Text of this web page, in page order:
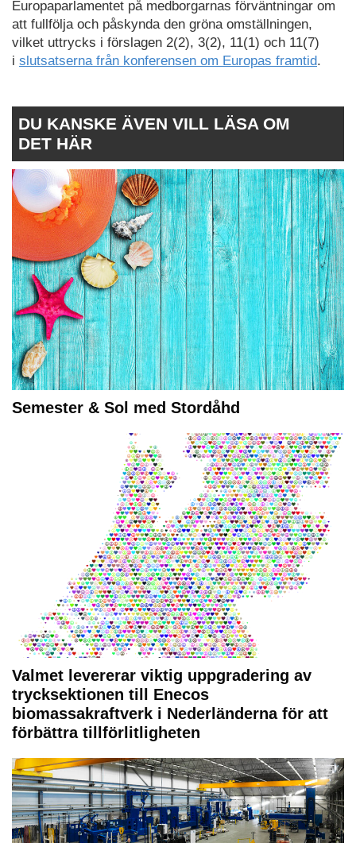
Europaparlamentet på medborgarnas förväntningar om
att fullfölja och påskynda den gröna omställningen,
vilket uttrycks i förslagen 2(2), 3(2), 11(1) och 11(7)
i slutsatserna från konferensen om Europas framtid.
DU KANSKE ÄVEN VILL LÄSA OM
DET HÄR
Semester & Sol med Stordåhd
Valmet levererar viktig uppgradering av
trycksektionen till Enecos
biomassakraftverk i Nederländerna för att
förbättra tillförlitligheten